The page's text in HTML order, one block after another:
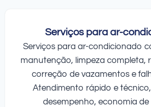
Serviços para ar-
Serviços para ar-condicionado
manutenção, limpeza completa,
correção de vazamentos e
Atendimento rápido e
desempenho, economia de